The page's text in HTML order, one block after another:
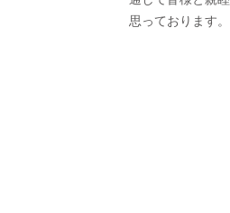
思っております。